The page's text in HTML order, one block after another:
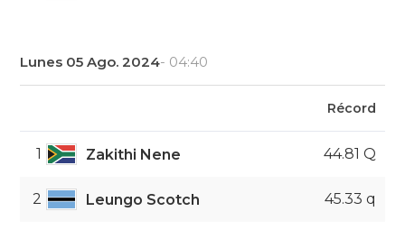
Lunes 05 Ago. 2024- 04:40
Récord
1 Zakithi Nene 44.81 Q
2 Leungo Scotch 45.33 q